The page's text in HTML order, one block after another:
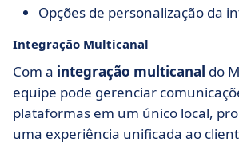
Opções de personalização da
Integração Multicanal
Com a integração multicanal do
equipe pode gerenciar
plataformas em um único local,
uma experiência unificada ao